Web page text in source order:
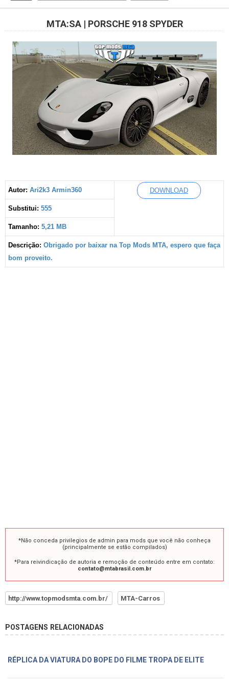
MTA:SA | PORSCHE 918 SPYDER
Autor: Ari2k3 Armin360 DOWNLOAD
Substitui: 555
Tamanho: 5,21 MB
Descrição: Obrigado por baixar na Top Mods MTA, espero que faça
bom proveito.
*Não conceda privilegios de admin para mods que você não conheça
(principalmente se estão compilados)
*Para reivindicação de autoria e remoção de conteúdo entre em contato:
contato@mtabrasil.com.br
http://www.topmodsmta.com.br/ MTA-Carros
POSTAGENS RELACIONADAS
RÉPLICA DA VIATURA DO BOPE DO FILME TROPA DE ELITE